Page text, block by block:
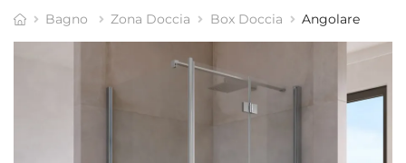
Bagno Zona Doccia Box Doccia Angolare